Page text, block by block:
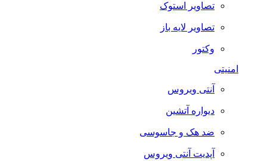
تصاویر استوک
تصاویر لایه باز
وکتور
آنتی ویروس
دیواره آتشین
ضد هک و جاسوسی
آپدیت آنتی ویروس